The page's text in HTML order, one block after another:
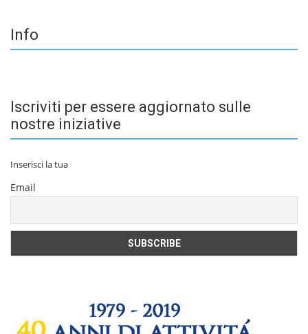
Info
Iscriviti per essere aggiornato sulle
nostre iniziative
Inserisci la tua
Email